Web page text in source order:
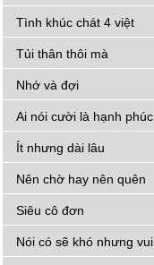
Tình khúc chát 4 việt
Tủi thân thôi mà
Nhớ và đợi
Ai nói cười là hạnh phúc
Ít nhưng dài lâu
Nên chờ hay nên quên
Siêu cô đơn
Nói có sẽ khó nhưng vui